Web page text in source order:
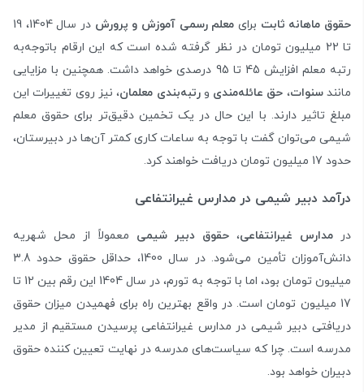
حقوق ماهانه ثابت برای معلم رسمی آموزش و پرورش
در سال 1404، 19
تا 22 میلیون تومان در نظر گرفته شده است که این ارقام باتوجه‌به
رتبه معلم افزایش 45 تا 95 درصدی خواهد داشت. همچنین با مزایایی
مانندسنوات، حق عائله‌مندی ورتبه‌بندی معلمان، نیز روی تغییرات این
مبلغ تاثیر دارند. با این حال در یک تخمین دقیق‌تر برای حقوق معلم
شیمی می‌توان گفت با توجه به ساعات کاری کمتر آن‌ها در دبیرستان،
حدود 17 میلیون تومان دریافت خواهند کرد.
درآمد دبیر شیمی در مدارس غیرانتفاعی
در مدارس غیرانتفاعی، حقوق دبیر شیمی معمولاً از محل شهریه
دانش‌آموزان تأمین می‌شود. در سال 1400، حداقل حقوق حدود 3.8
میلیون تومان بود، اما با توجه به تورم، در سال 1404 این رقم بین 12 تا
17 میلیون تومان است. در واقع بهترین راه برای فهمیدن میزان حقوق
دریافتی دبیر شیمی در مدارس غیرانتفاعی پرسیدن مستقیم از مدیر
مدرسه است. چرا که سیاست‌های مدرسه در نهایت تعیین کننده حقوق
دبیران خواهد بود.